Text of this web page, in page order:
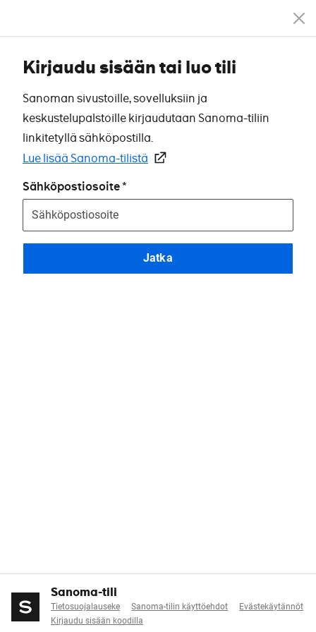
Kirjaudu sisään tai luo tili
Sanoman sivustoille, sovelluksiin ja
keskustelupalstoille kirjaudutaan Sanoma-tiliin
linkitetyllä sähköpostilla.
Lue lisää Sanoma-tilistä
Sähköpostiosoite
Jatka
Sanoma-tili
Tietosuojalauseke Sanoma-tilin käyttöehdot
Evästekäytännöt
Kirjaudu sisään koodilla